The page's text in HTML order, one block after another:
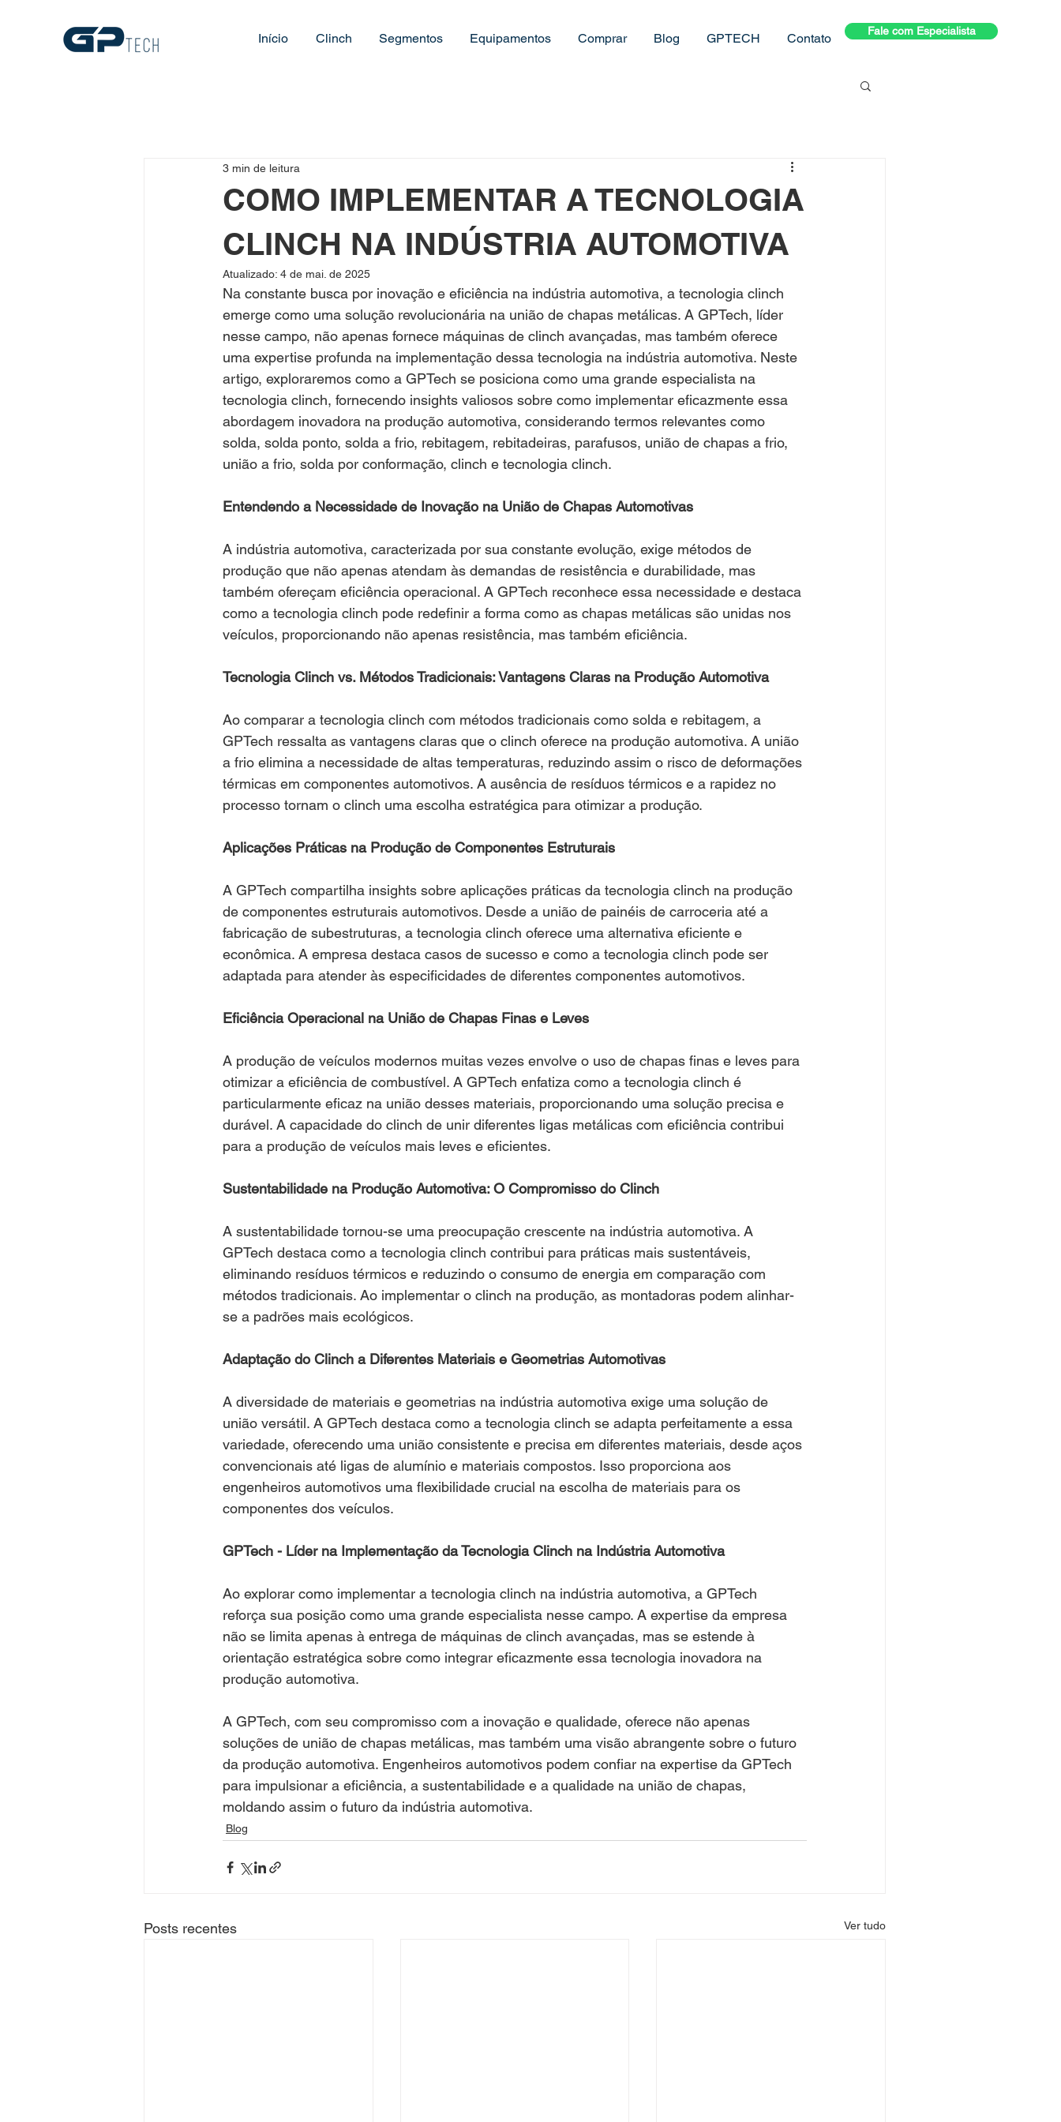
Início Clinch Segmentos Equipamentos Comprar Blog GPTECH Contato Fale com Especialista
COMO IMPLEMENTAR A TECNOLOGIA
CLINCH NA INDÚSTRIA AUTOMOTIVA
3 min de leitura
Atualizado: 4 de mai. de 2025
Na constante busca por inovação e eficiência na indústria automotiva, a tecnologia clinch
emerge como uma solução revolucionária na união de chapas metálicas. A GPTech, líder
nesse campo, não apenas fornece máquinas de clinch avançadas, mas também oferece
uma expertise profunda na implementação dessa tecnologia na indústria automotiva. Neste
artigo, exploraremos como a GPTech se posiciona como uma grande especialista na
tecnologia clinch, fornecendo insights valiosos sobre como implementar eficazmente essa
abordagem inovadora na produção automotiva, considerando termos relevantes como
solda, solda ponto, solda a frio, rebitagem, rebitadeiras, parafusos, união de chapas a frio,
união a frio, solda por conformação, clinch e tecnologia clinch.
Entendendo a Necessidade de Inovação na União de Chapas Automotivas
A indústria automotiva, caracterizada por sua constante evolução, exige métodos de
produção que não apenas atendam às demandas de resistência e durabilidade, mas
também ofereçam eficiência operacional. A GPTech reconhece essa necessidade e destaca
como a tecnologia clinch pode redefinir a forma como as chapas metálicas são unidas nos
veículos, proporcionando não apenas resistência, mas também eficiência.
Tecnologia Clinch vs. Métodos Tradicionais: Vantagens Claras na Produção Automotiva
Ao comparar a tecnologia clinch com métodos tradicionais como solda e rebitagem, a
GPTech ressalta as vantagens claras que o clinch oferece na produção automotiva. A união
a frio elimina a necessidade de altas temperaturas, reduzindo assim o risco de deformações
térmicas em componentes automotivos. A ausência de resíduos térmicos e a rapidez no
processo tornam o clinch uma escolha estratégica para otimizar a produção.
Aplicações Práticas na Produção de Componentes Estruturais
A GPTech compartilha insights sobre aplicações práticas da tecnologia clinch na produção
de componentes estruturais automotivos. Desde a união de painéis de carroceria até a
fabricação de subestruturas, a tecnologia clinch oferece uma alternativa eficiente e
econômica. A empresa destaca casos de sucesso e como a tecnologia clinch pode ser
adaptada para atender às especificidades de diferentes componentes automotivos.
Eficiência Operacional na União de Chapas Finas e Leves
A produção de veículos modernos muitas vezes envolve o uso de chapas finas e leves para
otimizar a eficiência de combustível. A GPTech enfatiza como a tecnologia clinch é
particularmente eficaz na união desses materiais, proporcionando uma solução precisa e
durável. A capacidade do clinch de unir diferentes ligas metálicas com eficiência contribui
para a produção de veículos mais leves e eficientes.
Sustentabilidade na Produção Automotiva: O Compromisso do Clinch
A sustentabilidade tornou-se uma preocupação crescente na indústria automotiva. A
GPTech destaca como a tecnologia clinch contribui para práticas mais sustentáveis,
eliminando resíduos térmicos e reduzindo o consumo de energia em comparação com
métodos tradicionais. Ao implementar o clinch na produção, as montadoras podem alinhar-
se a padrões mais ecológicos.
Adaptação do Clinch a Diferentes Materiais e Geometrias Automotivas
A diversidade de materiais e geometrias na indústria automotiva exige uma solução de
união versátil. A GPTech destaca como a tecnologia clinch se adapta perfeitamente a essa
variedade, oferecendo uma união consistente e precisa em diferentes materiais, desde aços
convencionais até ligas de alumínio e materiais compostos. Isso proporciona aos
engenheiros automotivos uma flexibilidade crucial na escolha de materiais para os
componentes dos veículos.
GPTech - Líder na Implementação da Tecnologia Clinch na Indústria Automotiva
Ao explorar como implementar a tecnologia clinch na indústria automotiva, a GPTech
reforça sua posição como uma grande especialista nesse campo. A expertise da empresa
não se limita apenas à entrega de máquinas de clinch avançadas, mas se estende à
orientação estratégica sobre como integrar eficazmente essa tecnologia inovadora na
produção automotiva.
A GPTech, com seu compromisso com a inovação e qualidade, oferece não apenas
soluções de união de chapas metálicas, mas também uma visão abrangente sobre o futuro
da produção automotiva. Engenheiros automotivos podem confiar na expertise da GPTech
para impulsionar a eficiência, a sustentabilidade e a qualidade na união de chapas,
moldando assim o futuro da indústria automotiva.
Blog
Posts recentes Ver tudo